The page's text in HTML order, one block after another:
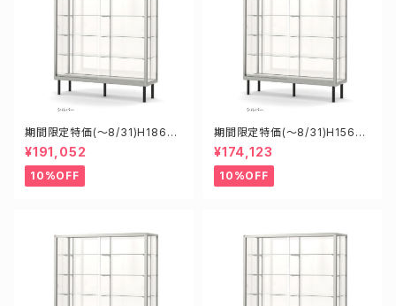
期間限定特価(～8/31)H1860
8S W1800D6000H1800mm
新型業務用ガラスケース ショー
ケース
¥191,052
10%OFF
期間限定特価(～8/31)H15608
S W1500D600H1800mm 新
型業務用ガラスケース ショーケ
ース
¥174,123
10%OFF